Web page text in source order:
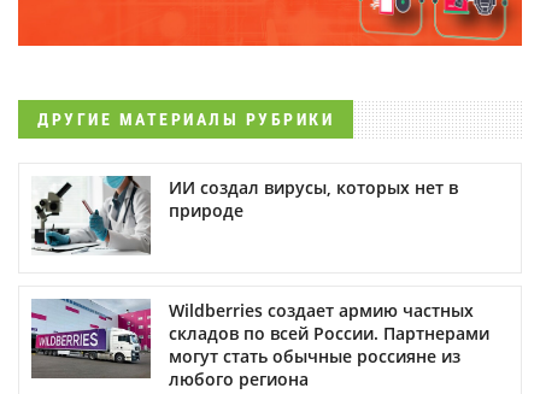
ДРУГИЕ МАТЕРИАЛЫ РУБРИКИ
ИИ создал вирусы, которых нет в
природе
Wildberries создает армию частных
складов по всей России. Партнерами
могут стать обычные россияне из
любого региона